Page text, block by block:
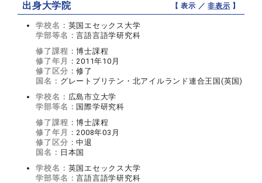
出身大学院 【 表示 ／非表示 】
学校名： 英国エセックス大学
学部等名：言語言語学研究科
修了課程：博士課程
修了年月：2011年10月
修了区分：修了
国名： グレートブリテン・北アイルランド連合王国(英国)
学校名： 広島市立大学
学部等名： 国際学研究科
修了課程：博士課程
修了年月：2008年03月
修了区分：中退
国名： 日本国
学校名： 英国エセックス大学
学部等名：言語言語学研究科